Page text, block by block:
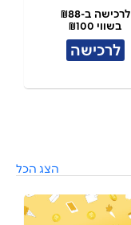
לרכישה ב-₪88
בשווי ₪100
לרכישה
הצג הכל